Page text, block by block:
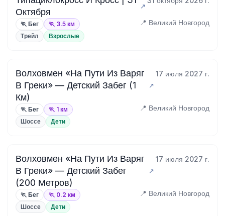
Октября
🏃 Бег 🏃 3.5 км 📍 Великий Новгород
Трейл Взрослые
Волховмен «На Пути Из Варяг
В Греки» — Детский Забег (1
Км)
17 июля 2027 г.
🏃 Бег 🏃 1 км 📍 Великий Новгород
Шоссе Дети
Волховмен «На Пути Из Варяг
В Греки» — Детский Забег
(200 Метров)
17 июля 2027 г.
🏃 Бег 🏃 0.2 км 📍 Великий Новгород
Шоссе Дети